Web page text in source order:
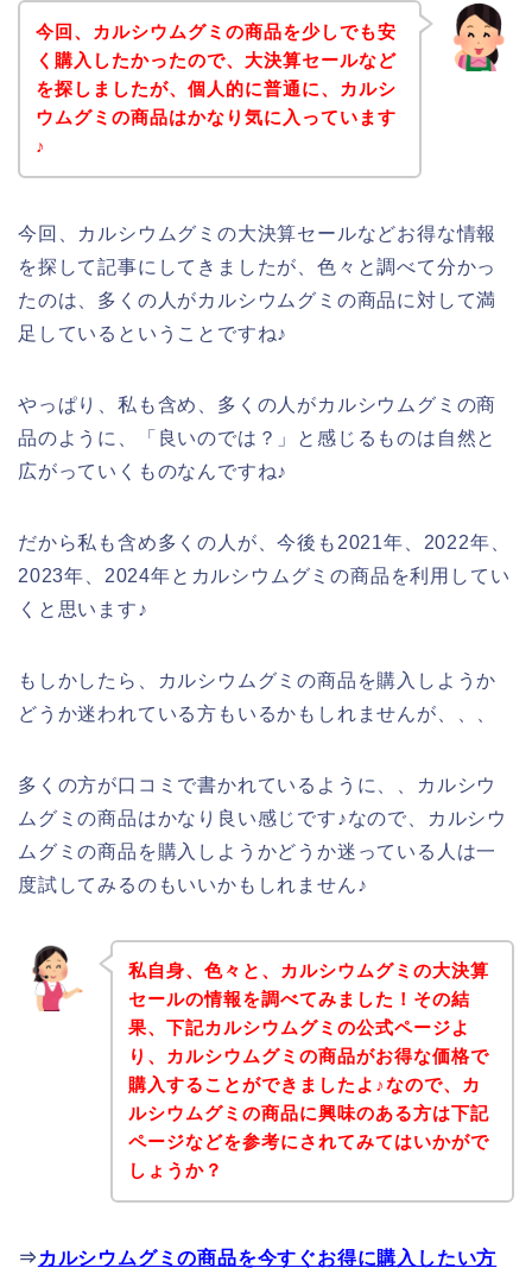
今回、カルシウムグミの商品を少しでも安
く購入したかったので、大決算セールなど
を探しましたが、個人的に普通に、カルシ
ウムグミの商品はかなり気に入っています
♪
今回、カルシウムグミの大決算セールなどお得な情報
を探して記事にしてきましたが、色々と調べて分かっ
たのは、多くの人がカルシウムグミの商品に対して満
足しているということですね♪
やっぱり、私も含め、多くの人がカルシウムグミの商
品のように、「良いのでは？」と感じるものは自然と
広がっていくものなんですね♪
だから私も含め多くの人が、今後も2021年、2022年、
2023年、2024年とカルシウムグミの商品を利用してい
くと思います♪
もしかしたら、カルシウムグミの商品を購入しようか
どうか迷われている方もいるかもしれませんが、、、
多くの方が口コミで書かれているように、、カルシウ
ムグミの商品はかなり良い感じです♪なので、カルシウ
ムグミの商品を購入しようかどうか迷っている人は一
度試してみるのもいいかもしれません♪
私自身、色々と、カルシウムグミの大決算
セールの情報を調べてみました！その結
果、下記カルシウムグミの公式ページよ
り、カルシウムグミの商品がお得な価格で
購入することができましたよ♪なので、カ
ルシウムグミの商品に興味のある方は下記
ページなどを参考にされてみてはいかがで
しょうか？
⇒ カルシウムグミの商品を今すぐお得に購入したい方